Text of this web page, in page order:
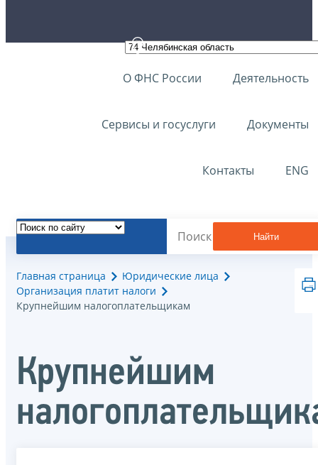
О ФНС России Деятельность
Сервисы и госуслуги Документы
Контакты ENG
Найти
Главная страница
Юридические лица
Организация платит налоги
Крупнейшим налогоплательщикам
Крупнейшим